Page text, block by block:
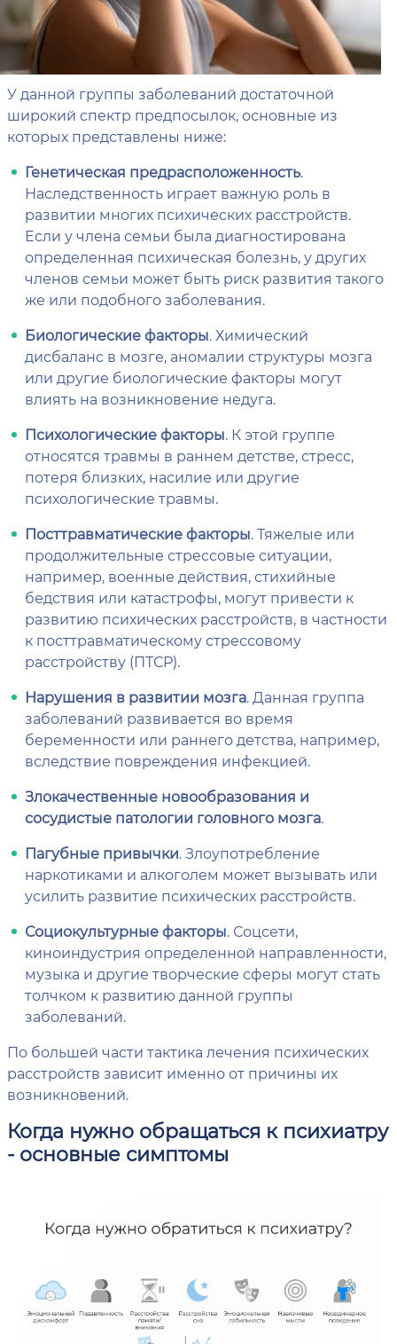
У данной группы заболеваний достаточной
широкий спектр предпосылок, основные из
которых представлены ниже:
Генетическая предрасположенность.
Наследственность играет важную роль в
развитии многих психических расстройств.
Если у члена семьи была диагностирована
определенная психическая болезнь, у других
членов семьи может быть риск развития такого
же или подобного заболевания.
Биологические факторы. Химический
дисбаланс в мозге, аномалии структуры мозга
или другие биологические факторы могут
влиять на возникновение недуга.
Психологические факторы. К этой группе
относятся травмы в раннем детстве, стресс,
потеря близких, насилие или другие
психологические травмы.
Посттравматические факторы. Тяжелые или
продолжительные стрессовые ситуации,
например, военные действия, стихийные
бедствия или катастрофы, могут привести к
развитию психических расстройств, в частности
к посттравматическому стрессовому
расстройству (ПТСР).
Нарушения в развитии мозга. Данная группа
заболеваний развивается во время
беременности или раннего детства, например,
вследствие повреждения инфекцией.
Злокачественные новообразования и
сосудистые патологии головного мозга.
Пагубные привычки. Злоупотребление
наркотиками и алкоголем может вызывать или
усилить развитие психических расстройств.
Социокультурные факторы. Соцсети,
киноиндустрия определенной направленности,
музыка и другие творческие сферы могут стать
толчком к развитию данной группы
заболеваний.
По большей части тактика лечения психических
расстройств зависит именно от причины их
возникновений.
Когда нужно обращаться к психиатру
- основные симптомы